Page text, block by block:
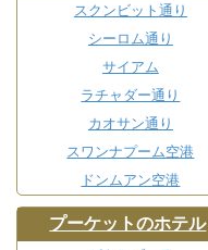
スクンビット通り
シーロム通り
サイアム
ラチャダー通り
カオサン通り
スワンナプーム空港
ドンムアン空港
プーケットのホテル